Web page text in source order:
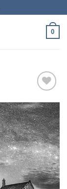
0
à la
wishlist